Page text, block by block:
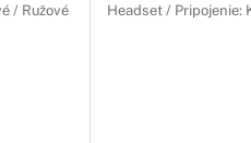
/ Ružové Headset / Pripojenie: